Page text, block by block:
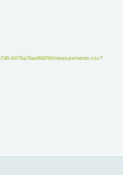
6476a76ae868/W/measurements.csv?